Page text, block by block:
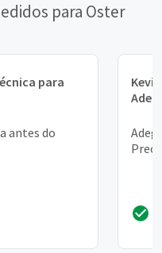
para Oster
para
antes do
Kevin